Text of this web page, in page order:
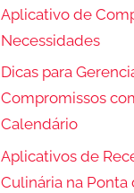
Aplicativo de
Necessidades
Dicas para
Compromissos
Calendário
Aplicativos de
Culinária na Ponta